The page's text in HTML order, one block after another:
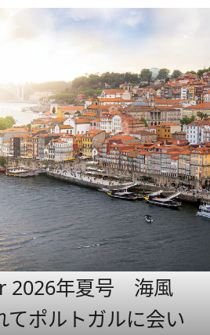
2026年夏号 海風
てポルトガルに会い